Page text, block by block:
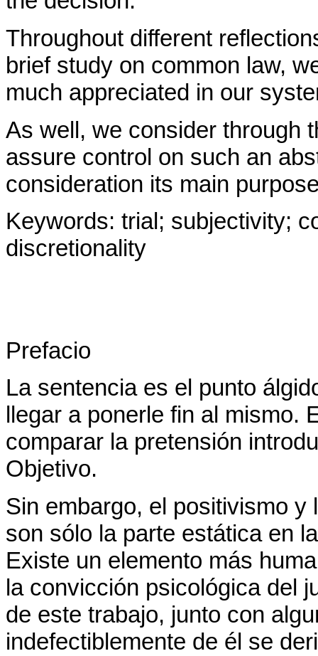
Throughout different
brief study on common law,
much appreciated in our
As well, we consider through
assure control on such an
consideration its main
Keywords: trial; subjectivity;
discretionality
Prefacio
La sentencia es el punto
llegar a ponerle fin al mismo.
comparar la pretensión
Objetivo.
Sin embargo, el positivismo
son sólo la parte estática en
Existe un elemento más
la convicción psicológica del
de este trabajo, junto con
indefectiblemente de él se